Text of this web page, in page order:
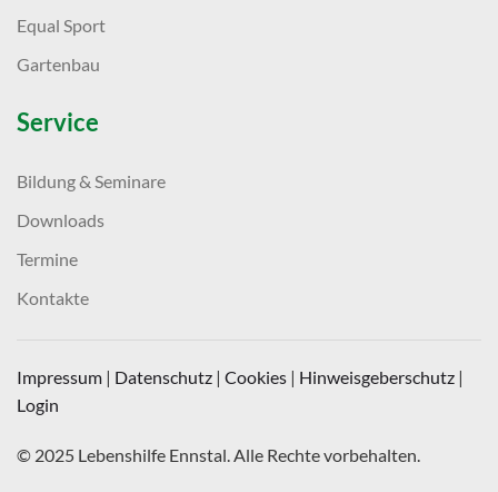
Equal Sport
Gartenbau
Service
Bildung & Seminare
Downloads
Termine
Kontakte
© 2025 Lebenshilfe Ennstal. Alle Rechte vorbehalten.
Impressum | Datenschutz | Cookies | Hinweisgeberschutz |
Login